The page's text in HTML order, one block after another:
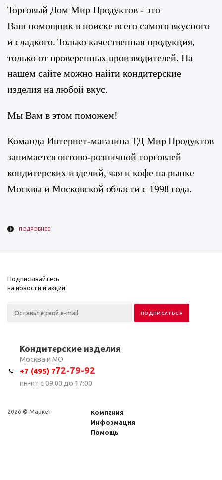
Торговый Дом Мир Продуктов - это
Ваш помощник в поиске всего самого вкусного
и сладкого. Только качественная продукция,
только от проверенных производителей. На
нашем сайте можно найти кондитерские
изделия на любой вкус.
Мы Вам в этом поможем!
Команда Интернет-магазина ТД Мир Продуктов
занимается оптово-розничной торговлей
кондитерских изделий, чая и кофе на рынке
Москвы и Московской области с 1998 года.
ПОДРОБНЕЕ
Подписывайтесь
на новости и акции
Кондитерские изделия
Москва и МО
+7 (495) 772-79-92
пн-пт с 09:00 до 17:00
2026 © Маркет
Компания
Информация
Помощь